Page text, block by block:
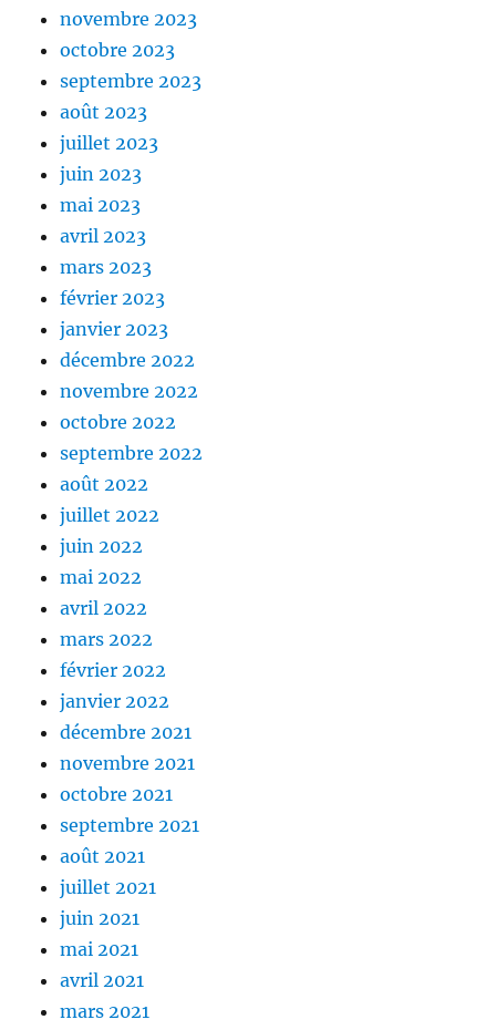
novembre 2023
octobre 2023
septembre 2023
août 2023
juillet 2023
juin 2023
mai 2023
avril 2023
mars 2023
février 2023
janvier 2023
décembre 2022
novembre 2022
octobre 2022
septembre 2022
août 2022
juillet 2022
juin 2022
mai 2022
avril 2022
mars 2022
février 2022
janvier 2022
décembre 2021
novembre 2021
octobre 2021
septembre 2021
août 2021
juillet 2021
juin 2021
mai 2021
avril 2021
mars 2021